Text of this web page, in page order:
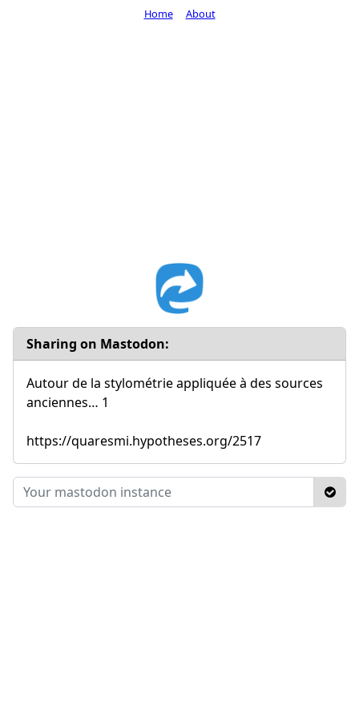
Sharing on Mastodon:
Autour de la stylométrie appliquée à des sources
anciennes… 1
https://quaresmi.hypotheses.org/2517
Home About